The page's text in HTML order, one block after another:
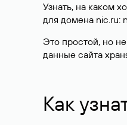
Узнать, на каком
для домена nic.ru:
Это простой, но
данные сайта
Как